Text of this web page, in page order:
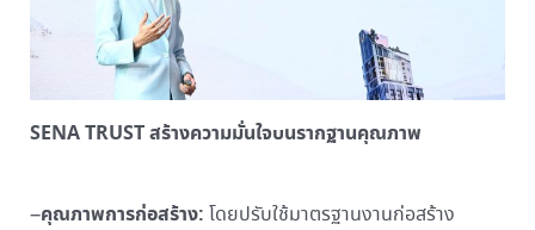
SENA TRUST สร้างความมั่นใจบนรากฐานคุณภาพ
–คุณภาพการก่อสร้าง: โดยปรับใช้มาตรฐานงานก่อสร้าง